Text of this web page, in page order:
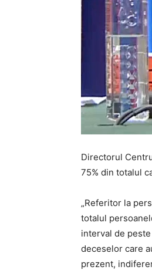
Directorul
75% din totalul
„Referitor la
totalul
interval de
deceselor care
prezent,